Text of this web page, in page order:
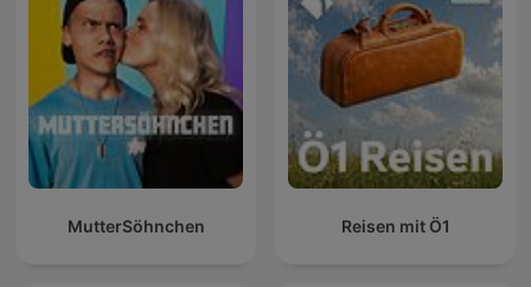
MutterSöhnchen Reisen mit Ö1